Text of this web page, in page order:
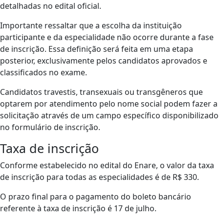
detalhadas no edital oficial.
Importante ressaltar que a escolha da instituição
participante e da especialidade não ocorre durante a fase
de inscrição. Essa definição será feita em uma etapa
posterior, exclusivamente pelos candidatos aprovados e
classificados no exame.
Candidatos travestis, transexuais ou transgêneros que
optarem por atendimento pelo nome social podem fazer a
solicitação através de um campo específico disponibilizado
no formulário de inscrição.
Taxa de inscrição
Conforme estabelecido no edital do Enare, o valor da taxa
de inscrição para todas as especialidades é de R$ 330.
O prazo final para o pagamento do boleto bancário
referente à taxa de inscrição é 17 de julho.